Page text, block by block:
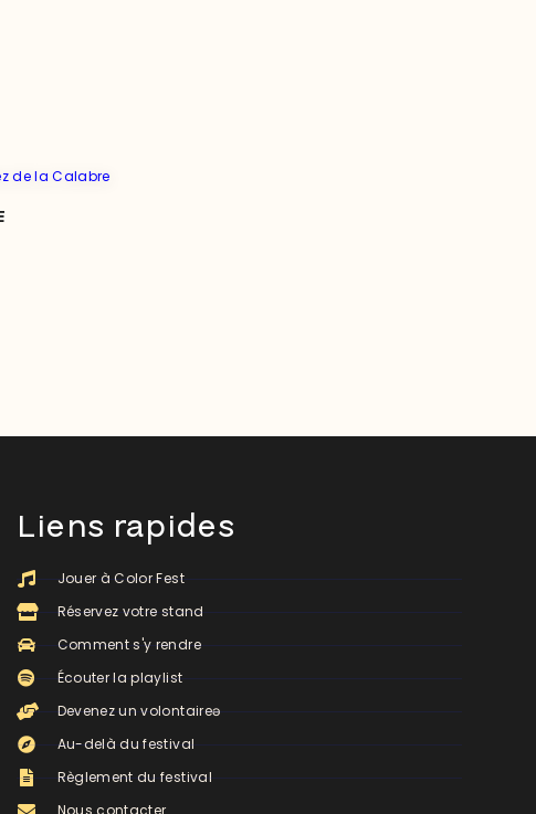
Liens rapides
Jouer à Color Fest
Réservez votre stand
Comment s'y rendre
Écouter la playlist
Devenez un volontaireə
Au-delà du festival
Règlement du festival
Nous contacter